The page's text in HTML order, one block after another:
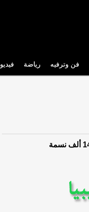
فن وترفيه رياضة فيديو